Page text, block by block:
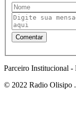
Parceiro Institucional -
© 2022 Radio Olisipo